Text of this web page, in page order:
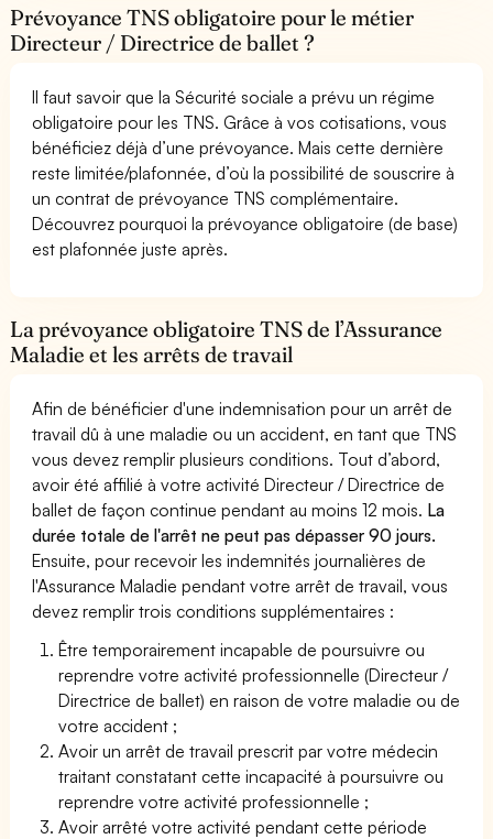
Prévoyance TNS obligatoire pour le métier
Directeur / Directrice de ballet ?
Il faut savoir que la Sécurité sociale a prévu un régime
obligatoire pour les TNS. Grâce à vos cotisations, vous
bénéficiez déjà d’une prévoyance. Mais cette dernière
reste limitée/plafonnée, d’où la possibilité de souscrire à
un contrat de prévoyance TNS complémentaire.
Découvrez pourquoi la prévoyance obligatoire (de base)
est plafonnée juste après.
La prévoyance obligatoire TNS de l’Assurance
Maladie et les arrêts de travail
Afin de bénéficier d'une indemnisation pour un arrêt de
travail dû à une maladie ou un accident, en tant que TNS
vous devez remplir plusieurs conditions. Tout d’abord,
avoir été affilié à votre activité Directeur / Directrice de
ballet de façon continue pendant au moins 12 mois. La
durée totale de l'arrêt ne peut pas dépasser 90 jours.
Ensuite, pour recevoir les indemnités journalières de
l'Assurance Maladie pendant votre arrêt de travail, vous
devez remplir trois conditions supplémentaires :
Être temporairement incapable de poursuivre ou
reprendre votre activité professionnelle (Directeur /
Directrice de ballet) en raison de votre maladie ou de
votre accident ;
Avoir un arrêt de travail prescrit par votre médecin
traitant constatant cette incapacité à poursuivre ou
reprendre votre activité professionnelle ;
Avoir arrêté votre activité pendant cette période